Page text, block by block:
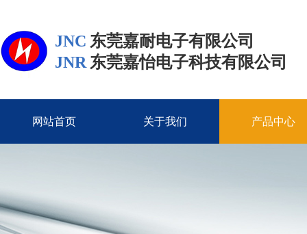
JNC 东莞嘉耐电子有限公司
JNR 东莞嘉怡电子科技有限公司
网站首页 关于我们 产品中心